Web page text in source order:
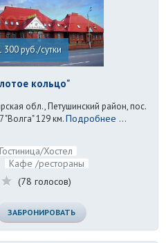
300 руб./сутки
кольцо"
обл., Петушинский район, пос.
"Волга" 129 км.Подробнее ...
Хостел
Кафе /рестораны
(78 голосов)
ЗАБРОНИРОВАТЬ